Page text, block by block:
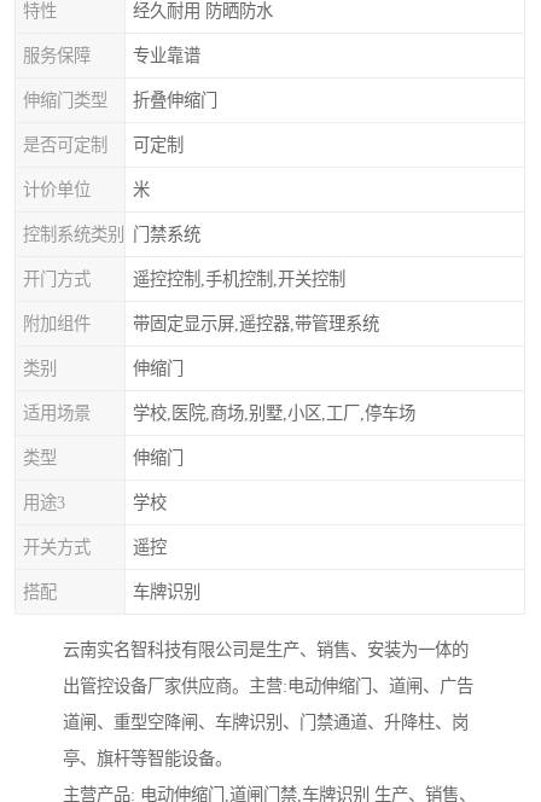
特性 经久耐用 防晒防水
服务保障 专业靠谱
伸缩门类型 折叠伸缩门
是否可定制 可定制
计价单位 米
控制系统类别 门禁系统
开门方式 遥控控制,手机控制,开关控制
附加组件 带固定显示屏,遥控器,带管理系统
类别 伸缩门
适用场景 学校,医院,商场,别墅,小区,工厂,停车场
类型 伸缩门
用途3 学校
开关方式 遥控
搭配 车牌识别
云南实名智科技有限公司是生产、销售、安装为一体的
出管控设备厂家供应商。主营:电动伸缩门、道闸、广告
道闸、重型空降闸、车牌识别、门禁通道、升降柱、岗
亭、旗杆等智能设备。
主营产品: 电动伸缩门,道闸门禁,车牌识别 生产、销售、